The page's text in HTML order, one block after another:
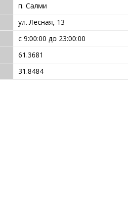
п. Салми
ул. Лесная, 13
с 9:00:00 до 23:00:00
61.3681
31.8484